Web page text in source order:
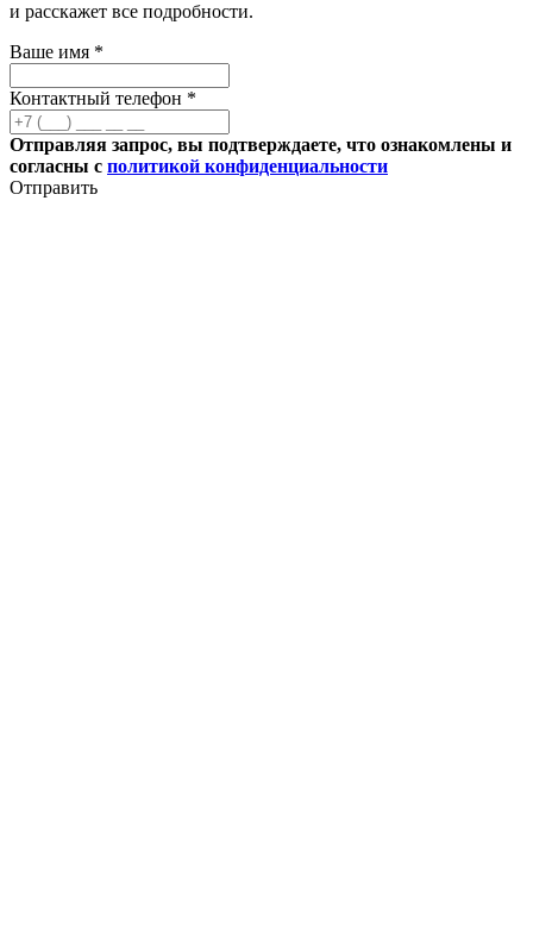
и расскажет все подробности.
Ваше имя *
Контактный телефон *
Отправляя запрос, вы подтверждаете, что ознакомлены и
согласны с политикой конфиденциальности
Отправить